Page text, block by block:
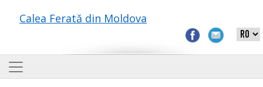
Calea Ferată din Moldova